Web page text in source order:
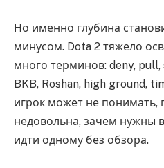
Но именно глубина
минусом. Dota 2 тяжело
много терминов: deny,
BKB, Roshan, high ground,
игрок может не понимать,
недовольна, зачем нужны
идти одному без обзора.